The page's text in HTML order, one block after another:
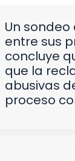
Un sondeo
entre sus
concluye
que la
abusivas
proceso